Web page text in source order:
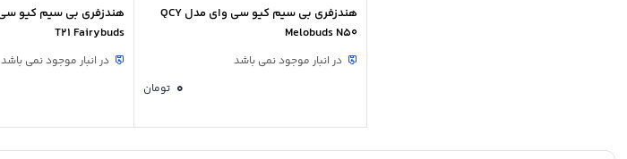
هندزفری بی سیم کیو سی وای مدل QCY
Melobuds N50
در انبار موجود نمی باشد
0 تومان
T21 Fairybuds
در انبار موجود نمی باشد